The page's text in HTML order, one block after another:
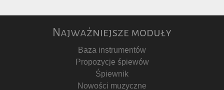
Najważniejsze moduły
Baza instrumentów
Propozycje śpiewów
Śpiewnik
Nowości muzyczne